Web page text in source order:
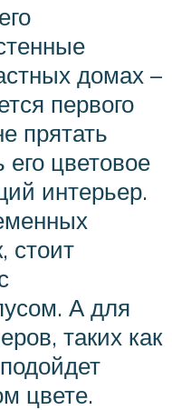
домах –
первого
прятать
его цветовое
интерьер.
стоит
А для
таких как
цвете.